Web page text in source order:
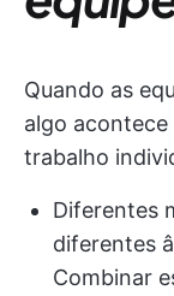
Quando as
algo
trabalho
Diferentes
diferentes
Combinar